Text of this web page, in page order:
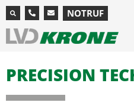
NOTRUF
PRECISION